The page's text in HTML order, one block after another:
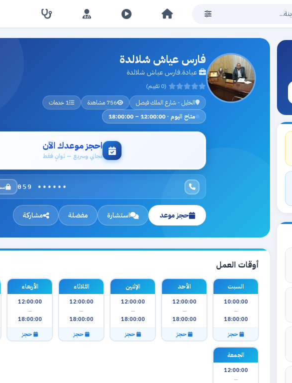
فارس عياش شلالدة
عيادة.فارس عياش شلالدة
(0 تقييم)
الخليل - شارع الملك فيصل
756 مشاهدة
1 خدمات
متاح اليوم · 12:00:00 – 18:00:00
احجز موعدك الآن
مجاني وسريع — ثوانٍ فقط
059 ••••••
حجز موعد استشارة مفضلة مشاركة
أوقات العمل
السبت
10:00:00
—
18:00:00
حجز
الأحد
12:00:00
—
18:00:00
حجز
الإثنين
12:00:00
—
18:00:00
حجز
الثلاثاء
12:00:00
—
18:00:00
حجز
الأربعاء
12:00:00
—
18:00:00
حجز
الجمعة
12:00:00
—